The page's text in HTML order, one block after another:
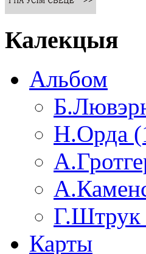
Калекцыя
Альбом
Н.Орда
Г.Штрук
Карты